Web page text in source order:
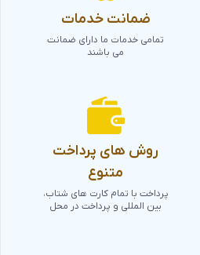
ضمانت خدمات
تمامی خدمات ما دارای ضمانت
می باشند
روش های پرداخت
متنوع
پرداخت با تمام کارت های شتاب،
بین المللی و پرداخت در محل